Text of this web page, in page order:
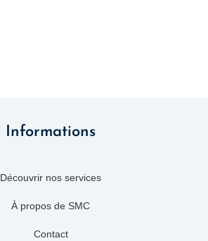
Informations
Découvrir nos services
À propos de SMC
Contact